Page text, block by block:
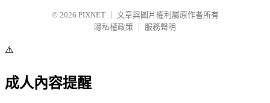
© 2026 PIXNET
文章與圖片權利屬原作者所有
隱私權政策
服務聲明
⚠️
成人內容提醒